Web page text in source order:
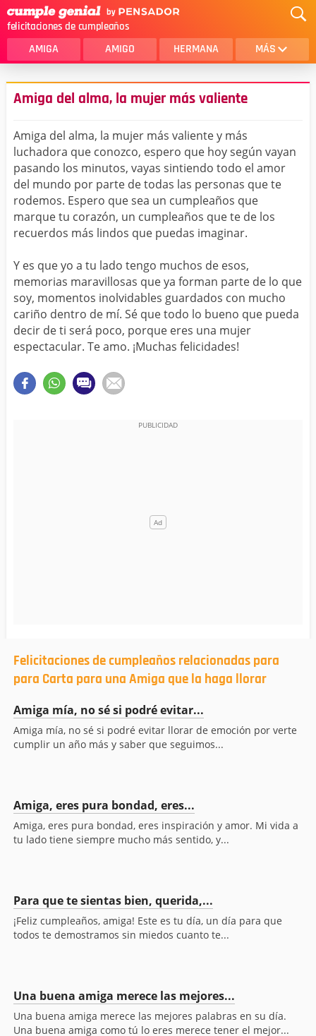
felicitaciones de cumpleaños
AMIGA AMIGO HERMANA MÁS
MAMA
AMOR
SOBRINA
HIJA
HERMANO
HIJO
NOVIA
ESPOSO
PAPA
HOMBRE
ALGUIEN ESPECIAL
PRIMO
TODAS LAS CATEGORÍAS
Amiga del alma, la mujer más valiente
Amiga del alma, la mujer más valiente y más
luchadora que conozco, espero que hoy según vayan
pasando los minutos, vayas sintiendo todo el amor
del mundo por parte de todas las personas que te
rodemos. Espero que sea un cumpleaños que
marque tu corazón, un cumpleaños que te de los
recuerdos más lindos que puedas imaginar.
Y es que yo a tu lado tengo muchos de esos,
memorias maravillosas que ya forman parte de lo que
soy, momentos inolvidables guardados con mucho
cariño dentro de mí. Sé que todo lo bueno que pueda
decir de ti será poco, porque eres una mujer
espectacular. Te amo. ¡Muchas felicidades!
Felicitaciones de cumpleaños relacionadas para
para Carta para una Amiga que la haga llorar
Amiga mía, no sé si podré evitar...
Amiga mía, no sé si podré evitar llorar de emoción por verte
cumplir un año más y saber que seguimos...
Amiga, eres pura bondad, eres...
Amiga, eres pura bondad, eres inspiración y amor. Mi vida a
tu lado tiene siempre mucho más sentido, y...
Para que te sientas bien, querida,...
¡Feliz cumpleaños, amiga! Este es tu día, un día para que
todos te demostramos sin miedos cuanto te...
Una buena amiga merece las mejores...
Una buena amiga merece las mejores palabras en su día.
Una buena amiga como tú lo eres merece tener el mejor...